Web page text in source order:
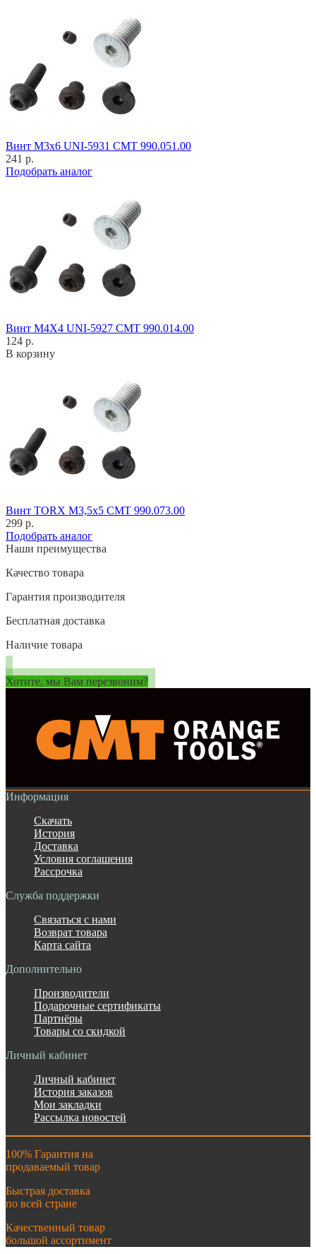
Винт M3x6 UNI-5931 CMT 990.051.00
241 р.
Подобрать аналог
Винт M4X4 UNI-5927 CMT 990.014.00
124 р.
В корзину
Винт TORX M3,5x5 CMT 990.073.00
299 р.
Подобрать аналог
Наши преимущества
Качество товара
Гарантия производителя
Бесплатная доставка
Наличие товара
Хотите, мы Вам перезвоним?
Информация
Скачать
История
Доставка
Условия соглашения
Рассрочка
Служба поддержки
Связаться с нами
Возврат товара
Карта сайта
Дополнительно
Производители
Подарочные сертификаты
Партнёры
Товары со скидкой
Личный кабинет
Личный кабинет
История заказов
Мои закладки
Рассылка новостей
100% Гарантия на
продаваемый товар
Быстрая доставка
по всей стране
Качественный товар
большой ассортимент